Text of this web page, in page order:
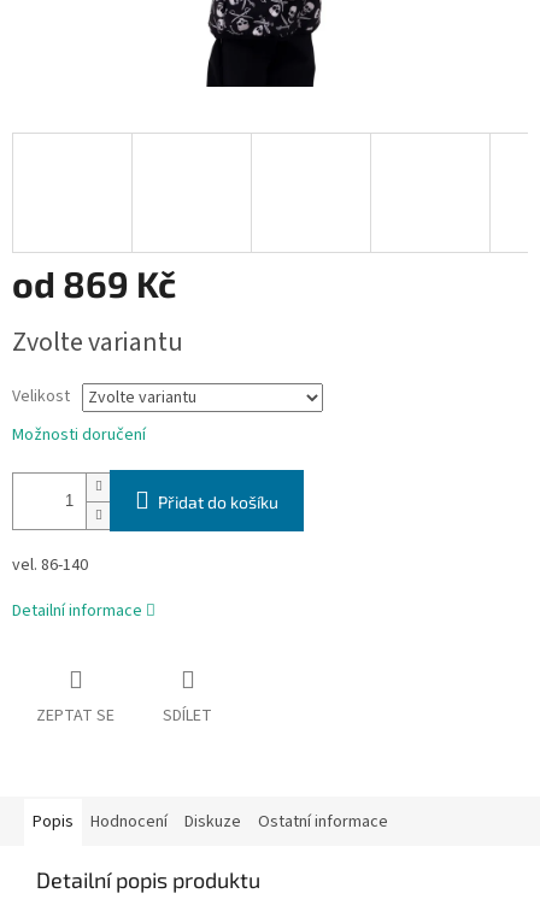
od 869 Kč
cena:
Zvolte variantu
Velikost
Možnosti doručení
Přidat do košíku
vel. 86-140
Detailní informace
ZEPTAT SE SDÍLET
Popis Hodnocení Diskuze Ostatní informace
Detailní popis produktu